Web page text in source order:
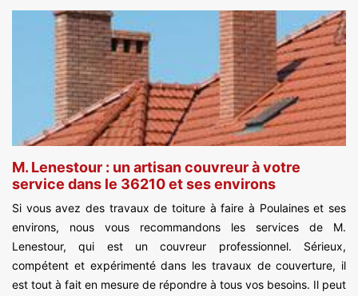
M. Lenestour : un artisan couvreur à votre
service dans le 36210 et ses environs
Si vous avez des travaux de toiture à faire à Poulaines et ses
environs, nous vous recommandons les services de M.
Lenestour, qui est un couvreur professionnel. Sérieux,
compétent et expérimenté dans les travaux de couverture, il
est tout à fait en mesure de répondre à tous vos besoins. Il peut